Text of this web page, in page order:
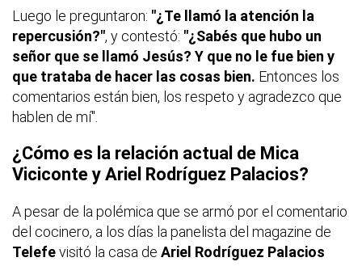
Luego le preguntaron: "¿Te llamó la atención la
repercusión?", y contestó: "¿Sabés que hubo un
señor que se llamó Jesús? Y que no le fue bien y
que trataba de hacer las cosas bien. Entonces los
comentarios están bien, los respeto y agradezco que
hablen de mí".
¿Cómo es la relación actual de Mica
Viciconte y Ariel Rodríguez Palacios?
A pesar de la polémica que se armó por el comentario
del cocinero, a los días la panelista del magazine de
Telefevisitó la casa de Ariel Rodríguez Palacios